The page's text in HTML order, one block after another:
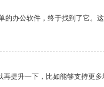
的办公软件，终于找到了它。
提升一下，比如能够支持更多